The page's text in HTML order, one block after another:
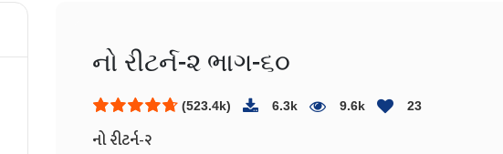
નો રીટર્ન-૨ ભાગ-૬૦
(523.4k) 6.3k 9.6k 23
નો રીટર્ન-૨